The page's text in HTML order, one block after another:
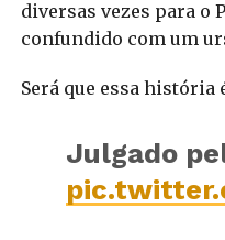
diversas vezes para o
confundido com um
Será que essa história
Julgado